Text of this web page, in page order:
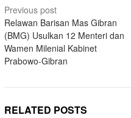
Post
navigation
Previous post
Relawan Barisan Mas Gibran
(BMG) Usulkan 12 Menteri dan
Wamen Milenial Kabinet
Prabowo-Gibran
RELATED POSTS